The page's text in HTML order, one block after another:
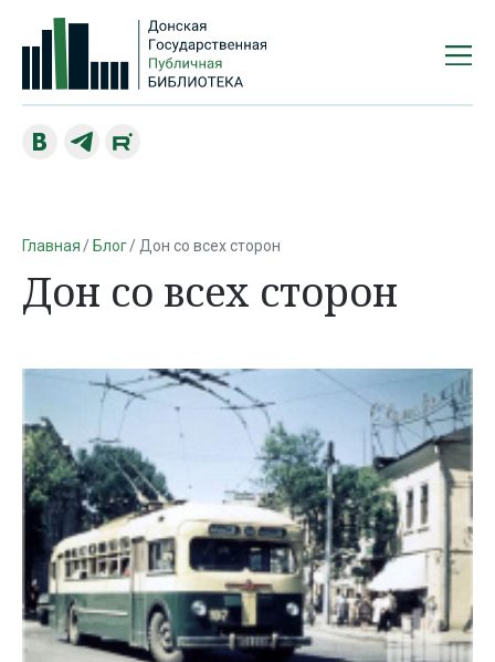
Главная Блог Дон со всех сторон
Дон со всех сторон